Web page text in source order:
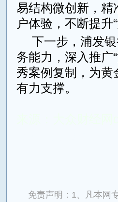
易结构微创新，
户体验，不断提升
下一步，浦发
务能力，深入推广
秀案例复制，为黄
有力支撑。
免责声明：1、凡本网